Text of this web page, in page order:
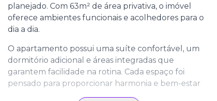
planejado. Com 63m² de área privativa, o imóvel
oferece ambientes funcionais e acolhedores para o
dia a dia.
O apartamento possui uma suíte confortável, um
dormitório adicional e áreas integradas que
garantem facilidade na rotina. Cada espaço foi
pensado para proporcionar harmonia e bem-estar